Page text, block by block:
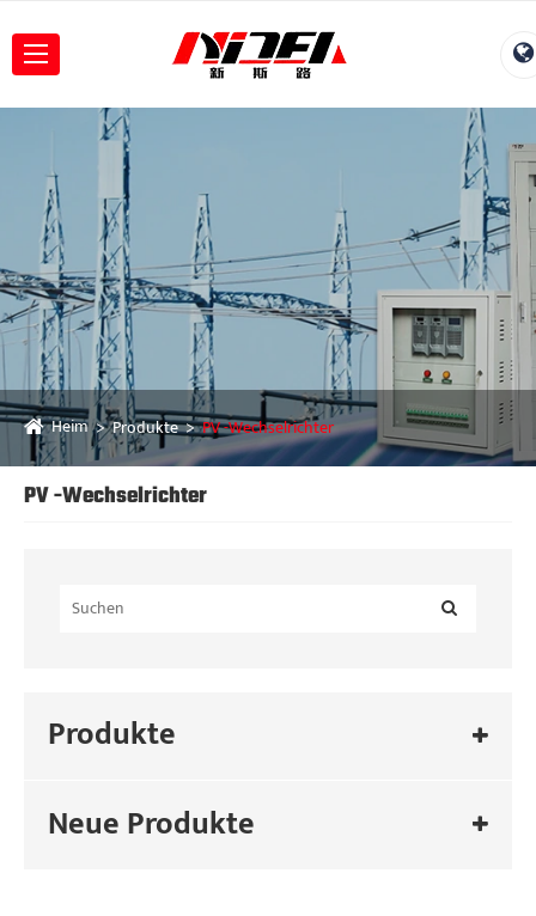
Heim Produkte PV -Wechselrichter
PV -Wechselrichter
Produkte
Neue Produkte